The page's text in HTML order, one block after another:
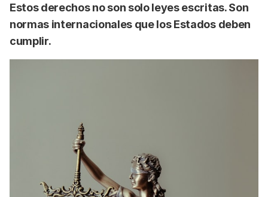
Estos derechos no son solo leyes escritas. Son
normas internacionales que los Estados deben
cumplir.